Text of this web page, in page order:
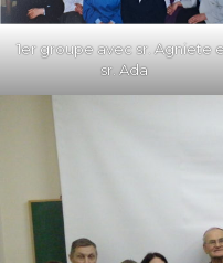
1er groupe avec sr. Agniete
sr. Ada